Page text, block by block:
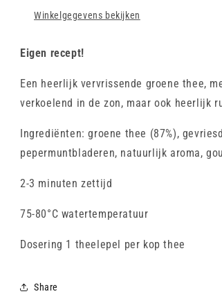
Winkelgegevens bekijken
Eigen recept!
Een heerlijk vervrissende groene thee,
verkoelend in de zon, maar ook heerlijk
Ingrediënten: groene thee (87%),
pepermuntbladeren, natuurlijk aroma,
2-3 minuten zettijd
75-80°C watertemperatuur
Dosering 1 theelepel per kop thee
Share